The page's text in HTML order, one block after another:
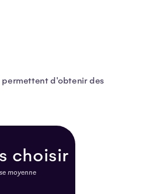
permettent d'obtenir des
choisir
moyenne